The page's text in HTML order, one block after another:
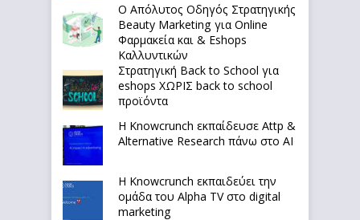
Ο Απόλυτoς Οδηγός Στρατηγικής
Beauty Marketing για Online
Φαρμακεία και & Eshops
Καλλυντικών
Στρατηγική Back to School για
eshops ΧΩΡΙΣ back to school
προϊόντα
Η Knowcrunch εκπαίδευσε Attp &
Alternative Research πάνω στο ΑΙ
Η Knowcrunch εκπαιδεύει την
ομάδα του Alpha TV στο digital
marketing